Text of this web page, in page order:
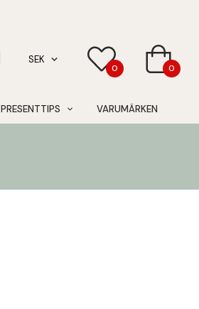
0 0
PRESENTTIPS VARUMÄRKEN